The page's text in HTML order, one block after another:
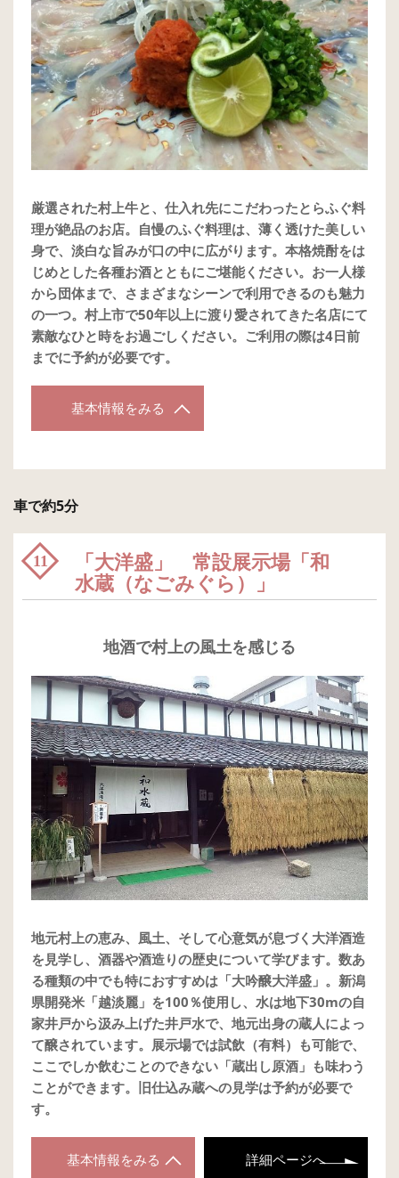
厳選された村上牛と、仕入れ先にこだわったとらふぐ料
理が絶品のお店。自慢のふぐ料理は、薄く透けた美しい
身で、淡白な旨みが口の中に広がります。本格焼酎をは
じめとした各種お酒とともにご堪能ください。お一人様
から団体まで、さまざまなシーンで利用できるのも魅力
の一つ。村上市で50年以上に渡り愛されてきた名店にて
素敵なひと時をお過ごしください。ご利用の際は4日前
までに予約が必要です。
基本情報をみる
車で約5分
11
「大洋盛」 常設展示場「和
水蔵（なごみぐら）」
地酒で村上の風土を感じる
地元村上の恵み、風土、そして心意気が息づく大洋酒造
を見学し、酒器や酒造りの歴史について学びます。数あ
る種類の中でも特におすすめは「大吟醸大洋盛」。新潟
県開発米「越淡麗」を100％使用し、水は地下30mの自
家井戸から汲み上げた井戸水で、地元出身の蔵人によっ
て醸されています。展示場では試飲（有料）も可能で、
ここでしか飲むことのできない「蔵出し原酒」も味わう
ことができます。旧仕込み蔵への見学は予約が必要で
す。
基本情報をみる 詳細ページへ